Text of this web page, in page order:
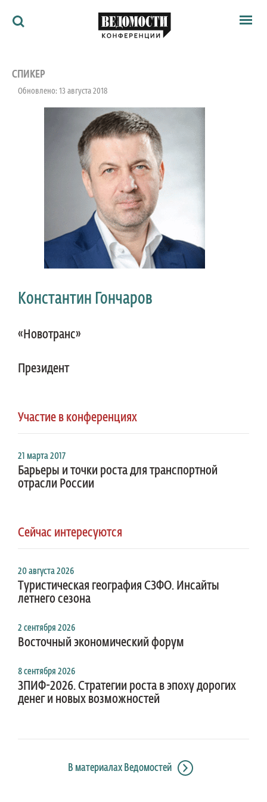
Архив
Партнёрам
Ведомости
Как потратить
Ведомости&
СПИКЕР
Обновлено: 13 августа 2018
Константин Гончаров
«Новотранс»
Президент
Участие в конференциях
21 марта 2017
Барьеры и точки роста для транспортной
отрасли России
Сейчас интересуются
20 августа 2026
Туристическая география СЗФО. Инсайты
летнего сезона
2 сентября 2026
Восточный экономический форум
8 сентября 2026
ЗПИФ-2026. Стратегии роста в эпоху дорогих
денег и новых возможностей
В материалах Ведомостей